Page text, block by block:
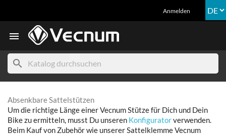
Anmelden

search
Absenkbare Sattelstützen
Um die richtige Länge einer Vecnum Stütze für Dich und Dein
Bike zu ermitteln, musst Du unseren Konfiguratorverwenden.
Beim Kauf von Zubehör wie unserer Sattelklemme Vecnum